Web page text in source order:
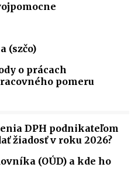
(szčo)
o prácach
pomeru
DPH podnikateľom
žiadosť v roku 2026?
(OÚD) a kde ho